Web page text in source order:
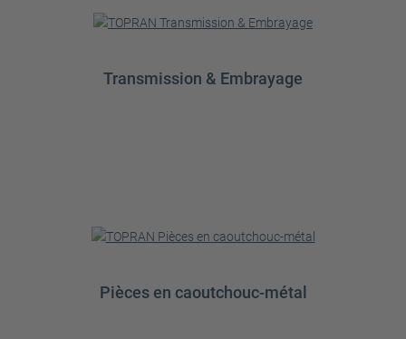
Transmission & Embrayage
Pièces en caoutchouc-métal